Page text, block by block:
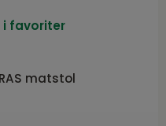
i favoriter
matstol